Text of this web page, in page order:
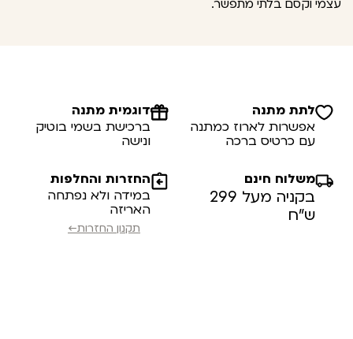
עצמי וקסם בלתי מתפשר.
לתת מתנה
אפשרות לארוז כמתנה
עם כרטיס ברכה
דוגמית מתנה
ברכישת בשמי בוטיק
ונישה
משלוח חינם
בקניה מעל 299
ש”ח
החזרות והחלפות
במידה ולא נפתחה
האריזה
תקנון החזרות←